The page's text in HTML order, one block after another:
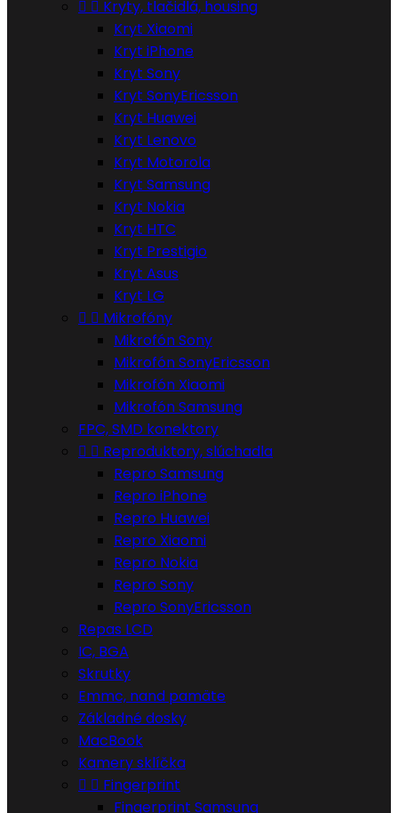
  Kryty, tlačidlá, housing
Kryt Xiaomi
Kryt iPhone
Kryt Sony
Kryt SonyEricsson
Kryt Huawei
Kryt Lenovo
Kryt Motorola
Kryt Samsung
Kryt Nokia
Kryt HTC
Kryt Prestigio
Kryt Asus
Kryt LG
  Mikrofóny
Mikrofón Sony
Mikrofón SonyEricsson
Mikrofón Xiaomi
Mikrofón Samsung
FPC, SMD konektory
  Reproduktory, slúchadla
Repro Samsung
Repro iPhone
Repro Huawei
Repro Xiaomi
Repro Nokia
Repro Sony
Repro SonyEricsson
Repas LCD
IC, BGA
Skrutky
Emmc, nand pamäte
Základné dosky
MacBook
Kamery sklíčka
  Fingerprint
Fingerprint Samsung